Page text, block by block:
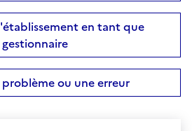
en tant que
gestionnaire
problème ou une erreur